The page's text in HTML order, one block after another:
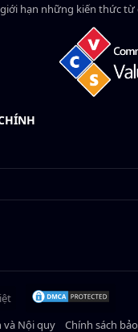
hạn những kiến thức từ
và Nội quy Chính sách